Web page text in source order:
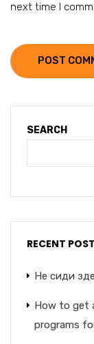
next time I
POST
SEARCH
RECENT
Не сиди
How to get
programs